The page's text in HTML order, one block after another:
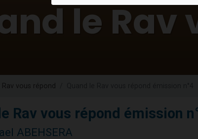
13 personnes viennent de demander une bénédiction
30 personnes viennent de faire un don pour Sauvez la
Il reste 49 places pour étudier en groupe sur Zoom
Rav vous répond
Rav vous répond émission
ABEHSERA